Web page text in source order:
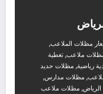
مظلات الملاعب,
ملاعب, تغطية
رياضية, مظلات حديد
, مظلات مدارس,
, مظلات ملاعب